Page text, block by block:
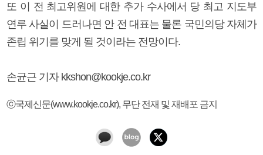
또 이 전 최고위원에 대한 추가 수사에서 당 최고 지도부
연루 사실이 드러나면 안 전 대표는 물론 국민의당 자체가
존립 위기를 맞게 될 것이라는 전망이다.
손균근 기자 kkshon@kookje.co.kr
ⓒ국제신문(www.kookje.co.kr), 무단 전재 및 재배포 금지